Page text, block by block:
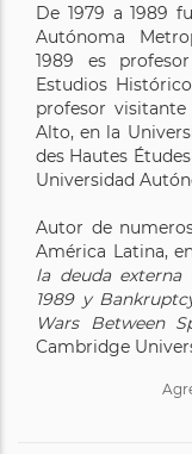
De 1979 a 1989
Autónoma
1989 es
Estudios
profesor
Alto, en la
des Hautes
Universidad
Autor de
América Latina,
la deuda externa
1989 y
Wars Between
Cambridge